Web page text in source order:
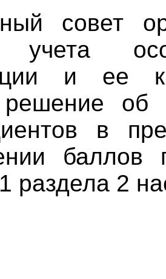
совет
учета
и ее
об
в
баллов
раздела 2